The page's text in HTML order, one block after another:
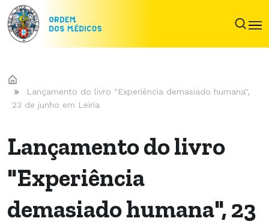
Lançamento do livro "Experiência demasiado humana",
23 de junho em Leiria
Lançamento do livro
"Experiência
demasiado humana", 23